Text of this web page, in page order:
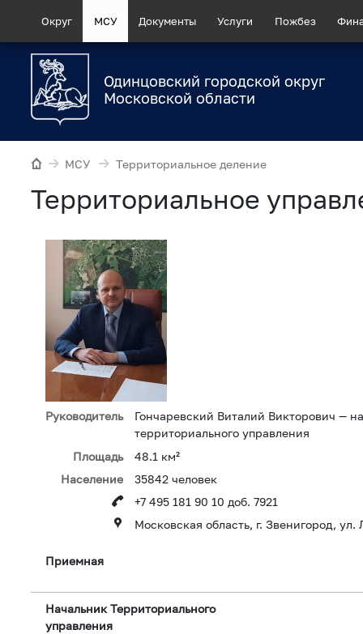
Округ МСУ Документы Услуги Пожбез
Одинцовский городской округ
Московской области
МСУ Территориальное деление
Территориальное
Руководитель
Гончаревский Виталий Викторович —
территориального управления
Площадь
48.1 км²
Население
35842 человек
+7 495 181 90 10 доб. 7921
Московская область, г. Звенигород, ул.
Приемная
Начальник Территориального
управления